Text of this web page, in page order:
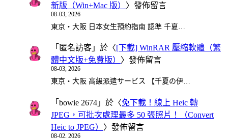
新版（Win+Mac 版） 〉發佈留言
08-03, 2026
東京・大阪 日本女生預約指南 認準 千夏…
「 匿名訪客 」於〈[下載] WinRAR 壓縮軟體（繁
體中文版+免費版） 〉發佈留言
08-03, 2026
東京・大阪 高級派遣サービス 【千夏の伊…
「 bowie 2674 」於〈免下載！線上 Heic 轉
JPEG，可批次處理最多 50 張照片！（Convert
Heic to JPEG） 〉發佈留言
08-02, 2026